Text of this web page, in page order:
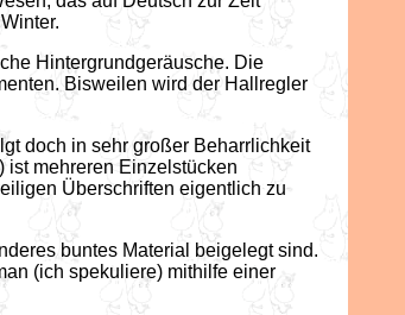
Hintergrundgeräusche. Die
Bisweilen wird der Hallregler
doch in sehr großer Beharrlichkeit
ist mehreren Einzelstücken
Überschriften eigentlich zu
buntes Material beigelegt sind.
(ich spekuliere) mithilfe einer